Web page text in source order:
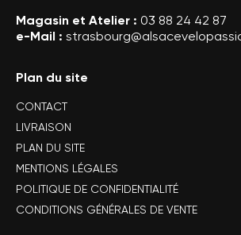
Magasin et Atelier : 03 88 24 42 87
e-Mail :
Plan du site
CONTACT
LIVRAISON
PLAN DU SITE
MENTIONS LÉGALES
POLITIQUE DE CONFIDENTIALITÉ
CONDITIONS GÉNÉRALES DE VENTE